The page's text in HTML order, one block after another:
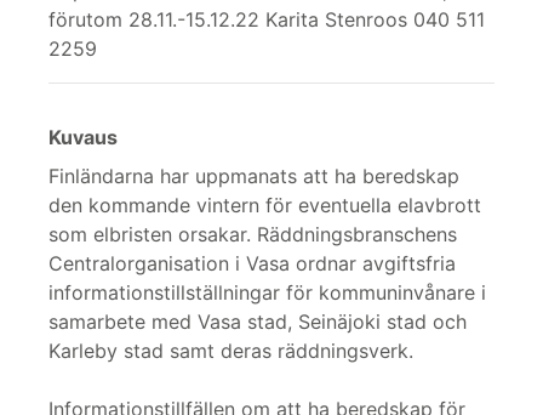
förutom 28.11.-15.12.22 Karita Stenroos 040 511
2259
Kuvaus
Finländarna har uppmanats att ha beredskap
den kommande vintern för eventuella elavbrott
som elbristen orsakar. Räddningsbranschens
Centralorganisation i Vasa ordnar avgiftsfria
informationstillställningar för kommuninvånare i
samarbete med Vasa stad, Seinäjoki stad och
Karleby stad samt deras räddningsverk.
Informationstillfällen om att ha beredskap för